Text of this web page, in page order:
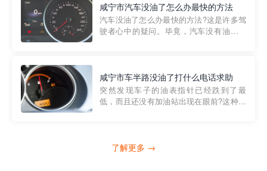
的送油师傅，解决没油的紧急情况。 首
先，让我们来了解一下穿...
咸宁市汽车没油了怎么办最快的方法
汽车没油了怎么办最快的方法?这是许多驾
驶者心中的疑问。毕竟，汽车没有油就无
越者小程序是一款专门解决汽车没油问题
的在线服务平台。通过...
咸宁市车半路没油了打什么电话求助
突然发现车子的油表指针已经跌到了最
低，而且还没有加油站出现在眼前?这种情
打4006363122请求送油人员来帮助你。
了解更多 →